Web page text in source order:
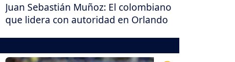
Juan Sebastián Muñoz: El colombiano
que lidera con autoridad en Orlando